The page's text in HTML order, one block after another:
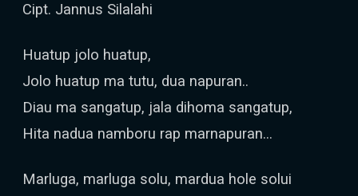
Cipt. Jannus Silalahi
Huatup jolo huatup,
Jolo huatup ma tutu, dua napuran..
Diau ma sangatup, jala dihoma sangatup,
Hita nadua namboru rap marnapuran...
Marluga, marluga solu, mardua hole solui